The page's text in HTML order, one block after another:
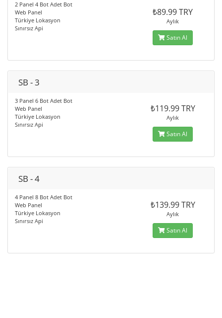
2 Panel 4 Bot Adet Bot
Web Panel
Türkiye Lokasyon
Sınırsız Api
₺89.99 TRY
Aylık
Satın Al
SB - 3
3 Panel 6 Bot Adet Bot
Web Panel
Türkiye Lokasyon
Sınırsız Api
₺119.99 TRY
Aylık
Satın Al
SB - 4
4 Panel 8 Bot Adet Bot
Web Panel
Türkiye Lokasyon
Sınırsız Api
₺139.99 TRY
Aylık
Satın Al